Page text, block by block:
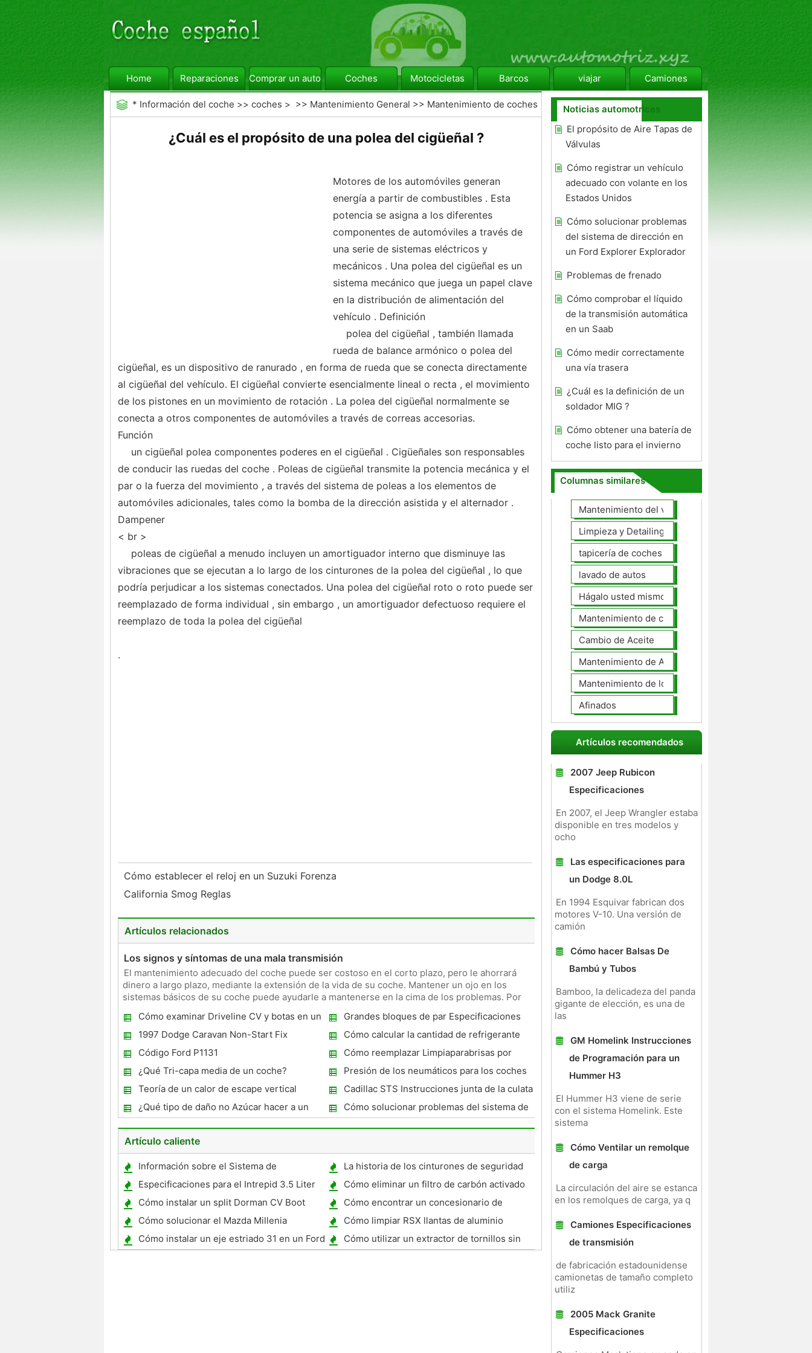
Home Reparaciones Comprar un automóvil Coches Motocicletas Barcos viajar Camiones
* Información del coche >> coches > >> Mantenimiento General >> Mantenimiento de coches
¿Cuál es el propósito de una polea del cigüeñal ?
Motores de los automóviles generan
energía a partir de combustibles . Esta
potencia se asigna a los diferentes
componentes de automóviles a través de
una serie de sistemas eléctricos y
mecánicos . Una polea del cigüeñal es un
sistema mecánico que juega un papel clave
en la distribución de alimentación del
vehículo . Definición
polea del cigüeñal , también llamada
rueda de balance armónico o polea del
cigüeñal, es un dispositivo de ranurado , en forma de rueda que se conecta directamente
al cigüeñal del vehículo. El cigüeñal convierte esencialmente lineal o recta , el movimiento
de los pistones en un movimiento de rotación . La polea del cigüeñal normalmente se
conecta a otros componentes de automóviles a través de correas accesorias.
Función
un cigüeñal polea componentes poderes en el cigüeñal . Cigüeñales son responsables
de conducir las ruedas del coche . Poleas de cigüeñal transmite la potencia mecánica y el
par o la fuerza del movimiento , a través del sistema de poleas a los elementos de
automóviles adicionales, tales como la bomba de la dirección asistida y el alternador .
Dampener
< br >
poleas de cigüeñal a menudo incluyen un amortiguador interno que disminuye las
vibraciones que se ejecutan a lo largo de los cinturones de la polea del cigüeñal , lo que
podría perjudicar a los sistemas conectados. Una polea del cigüeñal roto o roto puede ser
reemplazado de forma individual , sin embargo , un amortiguador defectuoso requiere el
reemplazo de toda la polea del cigüeñal
.
Cómo establecer el reloj en un Suzuki Forenza
California Smog Reglas
Artículos relacionados
Los signos y síntomas de una mala transmisión
El mantenimiento adecuado del coche puede ser costoso en el corto plazo, pero le ahorrará
dinero a largo plazo, mediante la extensión de la vida de su coche. Mantener un ojo en los
sistemas básicos de su coche puede ayudarle a mantenerse en la cima de los problemas. Por
Cómo examinar Driveline CV y ​​botas en un
Ford Focus
Grandes bloques de par Especificaciones
1997 Dodge Caravan Non-Start Fix
Cómo calcular la cantidad de refrigerante
en un sistema de R134A
Código Ford P1131
Cómo reemplazar Limpiaparabrisas por
Saturn Vue
¿Qué Tri-capa media de un coche?
Presión de los neumáticos para los coches
Teoría de un calor de escape vertical
Cadillac STS Instrucciones junta de la culata
¿Qué tipo de daño no Azúcar hacer a un
tanque de gas ?
Cómo solucionar problemas del sistema de
dirección en un Neon Plymouth
Artículo caliente
Información sobre el Sistema de
Seguimiento de Vehículos
La historia de los cinturones de seguridad
Especificaciones para el Intrepid 3.5 Liter
Engine 2002
Cómo eliminar un filtro de carbón activado
Hypermotard
Cómo instalar un split Dorman CV Boot
Cómo encontrar un concesionario de
automóviles
Cómo solucionar el Mazda Millenia
Cómo limpiar RSX llantas de aluminio
Cómo instalar un eje estriado 31 en un Ford
de 9 pulgadas Rear End
Cómo utilizar un extractor de tornillos sin
necesidad de herramientas
Noticias automotrices
El propósito de Aire Tapas de
Válvulas
Cómo registrar un vehículo
adecuado con volante en los
Estados Unidos
Cómo solucionar problemas
del sistema de dirección en
un Ford Explorer Explorador
Problemas de frenado
Cómo comprobar el líquido
de la transmisión automática
en un Saab
Cómo medir correctamente
una vía trasera
¿Cuál es la definición de un
soldador MIG ?
Cómo obtener una batería de
coche listo para el invierno
Columnas similares
Mantenimiento del vehículo
Limpieza y Detailing
tapicería de coches
lavado de autos
Hágalo usted mismo Mantenimiento de Automotores
Mantenimiento de coches General
Cambio de Aceite
Mantenimiento de Automotores Profesional
Mantenimiento de los neumáticos
Afinados
Artículos recomendados
2007 Jeep Rubicon
Especificaciones
En 2007, el Jeep Wrangler estaba
disponible en tres modelos y
ocho
Las especificaciones para
un Dodge 8.0L
En 1994 Esquivar fabrican dos
motores V-10. Una versión de
camión
Cómo hacer Balsas De
Bambú y Tubos
Bamboo, la delicadeza del panda
gigante de elección, es una de
las
GM Homelink Instrucciones
de Programación para un
Hummer H3
El Hummer H3 viene de serie
con el sistema Homelink. Este
sistema
Cómo Ventilar un remolque
de carga
La circulación del aire se estanca
en los remolques de carga, ya q
Camiones Especificaciones
de transmisión
de fabricación estadounidense
camionetas de tamaño completo
utiliz
2005 Mack Granite
Especificaciones